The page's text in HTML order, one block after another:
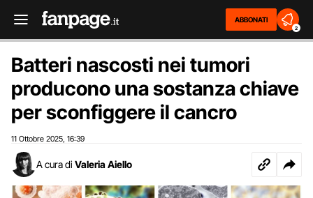
ABBONATI
2
Batteri nascosti nei tumori
producono una sostanza chiave
per sconfiggere il cancro
11 Ottobre 2025 16:39
A cura di Valeria Aiello